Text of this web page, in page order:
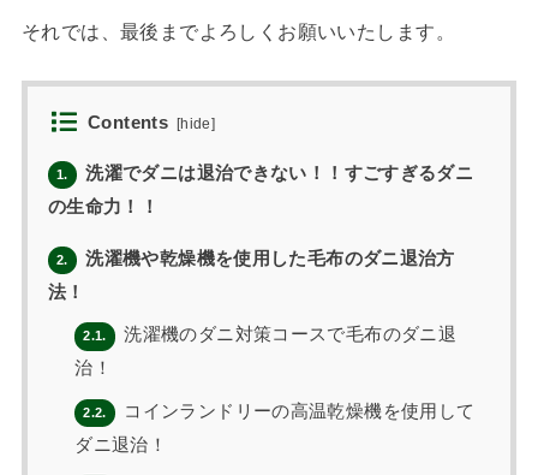
それでは、最後までよろしくお願いいたします。
Contents [hide]
1.
洗濯でダニは退治できない！！すごすぎるダニ
の生命力！！
2.
洗濯機や乾燥機を使用した毛布のダニ退治方
法！
2.1.
洗濯機のダニ対策コースで毛布のダニ退
治！
2.2.
コインランドリーの高温乾燥機を使用して
ダニ退治！